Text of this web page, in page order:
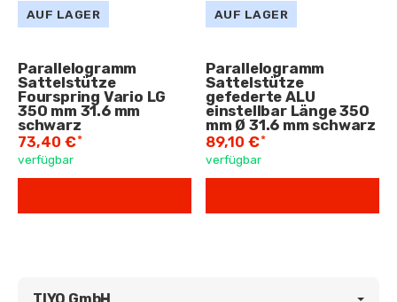
AUF LAGER
Parallelogramm
Sattelstütze
Fourspring Vario LG
350 mm 31.6 mm
schwarz
73,40 €*
verfügbar
AUF LAGER
Parallelogramm
Sattelstütze
gefederte ALU
einstellbar Länge 350
mm Ø 31.6 mm schwarz
89,10 €*
verfügbar